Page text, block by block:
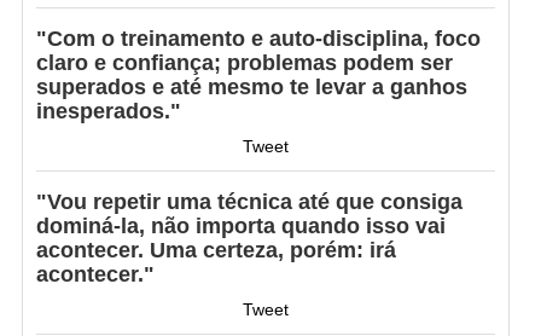
"Com o treinamento e auto-disciplina, foco
claro e confiança; problemas podem ser
superados e até mesmo te levar a ganhos
inesperados."
Tweet
"Vou repetir uma técnica até que consiga
dominá-la, não importa quando isso vai
acontecer. Uma certeza, porém: irá
acontecer."
Tweet